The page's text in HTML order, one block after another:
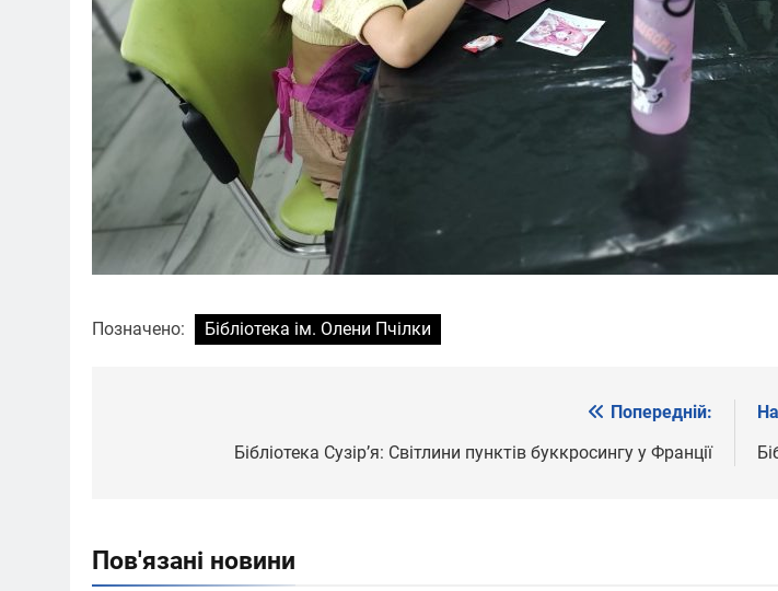
Позначено: Бібліотека ім. Олени Пчілки
Попередній:
Бібліотека Сузірʼя: Світлини пунктів буккросингу у Франції
Пов'язані новини